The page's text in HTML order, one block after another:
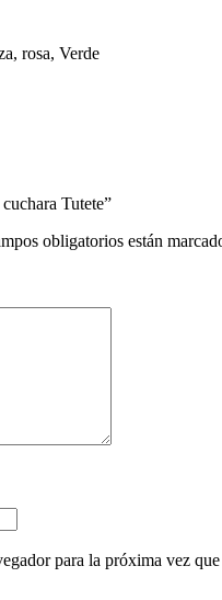
rosa, Verde
Tutete”
obligatorios están
para la próxima vez